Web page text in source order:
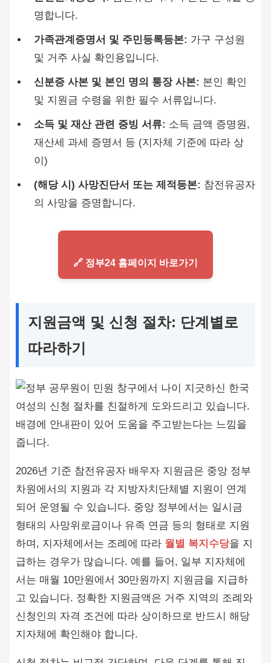
명합니다.
가족관계증명서 및 주민등록등본: 가구 구성원
및 거주 사실 확인용입니다.
신분증 사본 및 본인 명의 통장 사본: 본인 확인
및 지원금 수령을 위한 필수 서류입니다.
소득 및 재산 관련 증빙 서류: 소득 금액 증명원,
재산세 과세 증명서 등 (지자체 기준에 따라 상
이)
(해당 시) 사망진단서 또는 제적등본: 참전유공자
의 사망을 증명합니다.
🔗 정부24 홈페이지 바로가기
지원금액 및 신청 절차: 단계별로
따라하기
2026년 기준 참전유공자 배우자 지원금은 중앙 정부
차원에서의 지원과 각 지방자치단체별 지원이 연계
되어 운영될 수 있습니다. 중앙 정부에서는 일시금
형태의 사망위로금이나 유족 연금 등의 형태로 지원
하며, 지자체에서는 조례에 따라 월별 복지수당을 지
급하는 경우가 많습니다. 예를 들어, 일부 지자체에
서는 매월 10만원에서 30만원까지 지원금을 지급하
고 있습니다. 정확한 지원금액은 거주 지역의 조례와
신청인의 자격 조건에 따라 상이하므로 반드시 해당
지자체에 확인해야 합니다.